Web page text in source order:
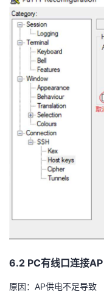
6.2 PC有线口连接AP
原因： AP供电不足导致